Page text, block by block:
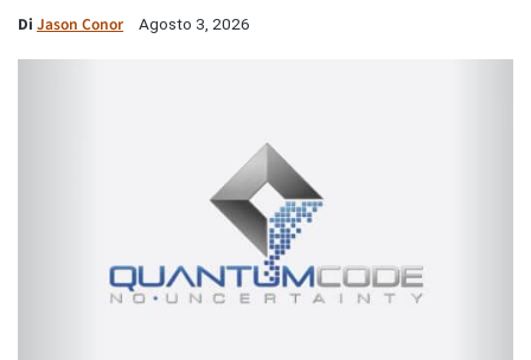
Di Jason Conor Agosto 3, 2026